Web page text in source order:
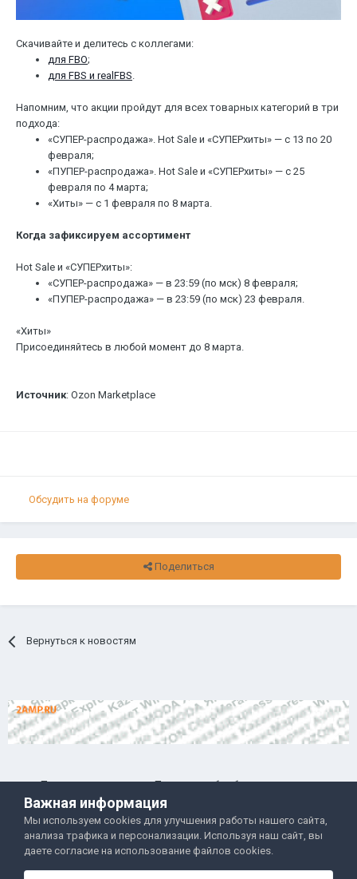
Скачивайте и делитесь с коллегами:
для FBO;
для FBS и realFBS.
Напомним, что акции пройдут для всех товарных категорий в три
подхода:
«СУПЕР-распродажа». Hot Sale и «СУПЕРхиты» — с 13 по 20
февраля;
«ПУПЕР-распродажа». Hot Sale и «СУПЕРхиты» — с 25
февраля по 4 марта;
«Хиты» — с 1 февраля по 8 марта.
Когда зафиксируем ассортимент
Hot Sale и «СУПЕРхиты»:
«СУПЕР-распродажа» — в 23:59 (по мск) 8 февраля;
«ПУПЕР-распродажа» — в 23:59 (по мск) 23 февраля.
«Хиты»
Присоединяйтесь в любой момент до 8 марта.
Источник: Ozon Marketplace
Обсудить на форуме
Поделиться
Вернуться к новостям
Правила и условия
Политика обработки данных
Помощь
Обратная связь
Двамп 2022-2025
Важная информация
Мы используем cookies для улучшения работы нашего сайта,
анализа трафика и персонализации. Используя наш сайт, вы
даете согласие на использование файлов cookies.